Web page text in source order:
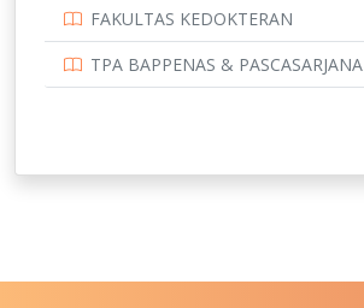
FAKULTAS KEDOKTERAN
TPA BAPPENAS & PASCASARJANA